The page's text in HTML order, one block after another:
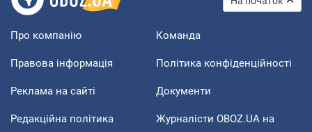
Про компанію Команда
Правова інформація Політика конфіденційності
Реклама на сайті Документи
Редакційна політика
Журналісти OBOZ.UA на